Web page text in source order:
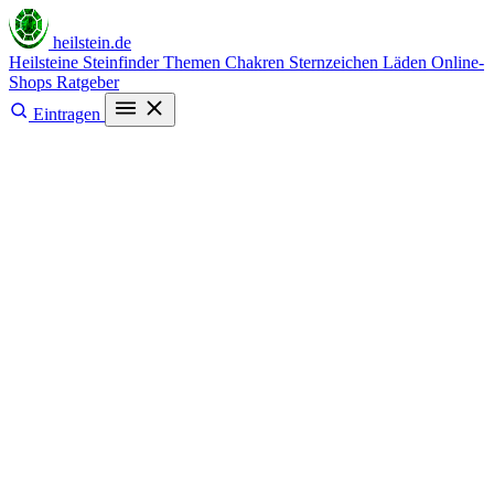
heilstein.de
Heilsteine SteinfinderThemen Chakren Sternzeichen Läden Online-
Shops Ratgeber
Eintragen